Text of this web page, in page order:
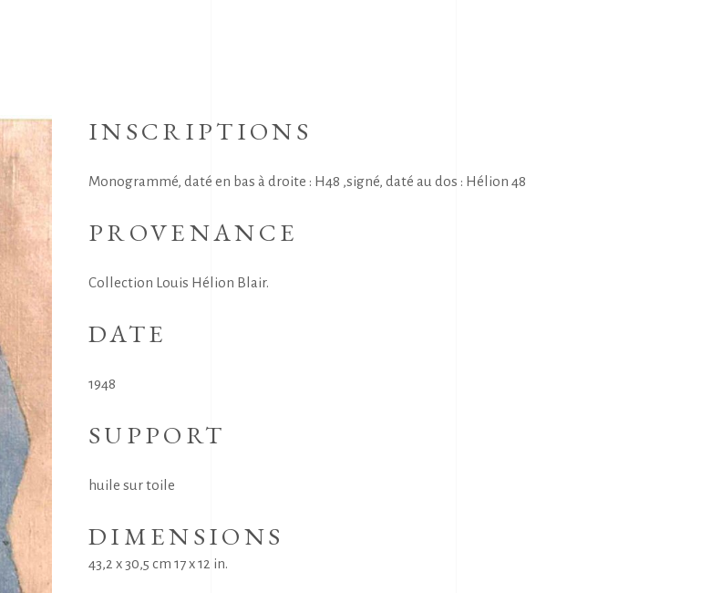
INSCRIPTIONS
Monogrammé, daté en bas à droite : H48 ,signé, daté au dos : Hélion 48
PROVENANCE
Collection Louis Hélion Blair.
DATE
1948
SUPPORT
huile sur toile
DIMENSIONS
43,2 x 30,5 cm 17 x 12 in.